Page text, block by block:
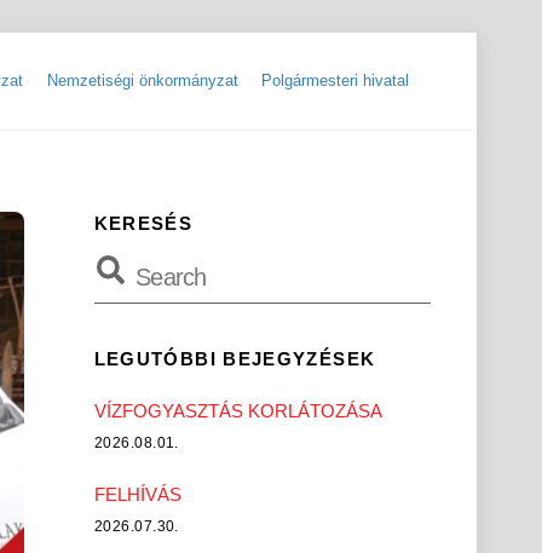
Nemzetiségi önkormányzat Polgármesteri hivatal
KERESÉS
LEGUTÓBBI BEJEGYZÉSEK
VÍZFOGYASZTÁS KORLÁTOZÁSA
2026.08.01.
FELHÍVÁS
2026.07.30.